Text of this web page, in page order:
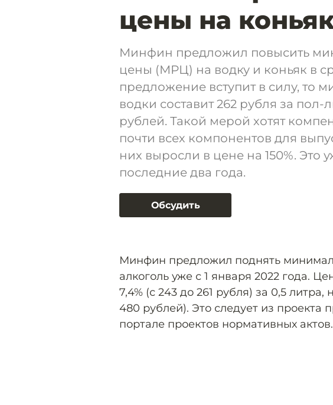
цены на
Минфин предложил повысить
цены (МРЦ) на водку и коньяк в
предложение вступит в силу, то
водки составит 262 рубля за
рублей. Такой мерой хотят
почти всех компонентов для
них выросли в цене на 150%. Это
последние два года.
Обсудить
Минфин предложил поднять
алкоголь уже с 1 января 2022 года.
7,4% (с 243 до 261 рубля) за 0,5
480 рублей). Это следует из проекта
портале проектов нормативных актов.